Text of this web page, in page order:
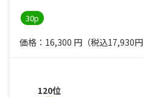
30p
価格：16,300 円 （税込17,930円
120位